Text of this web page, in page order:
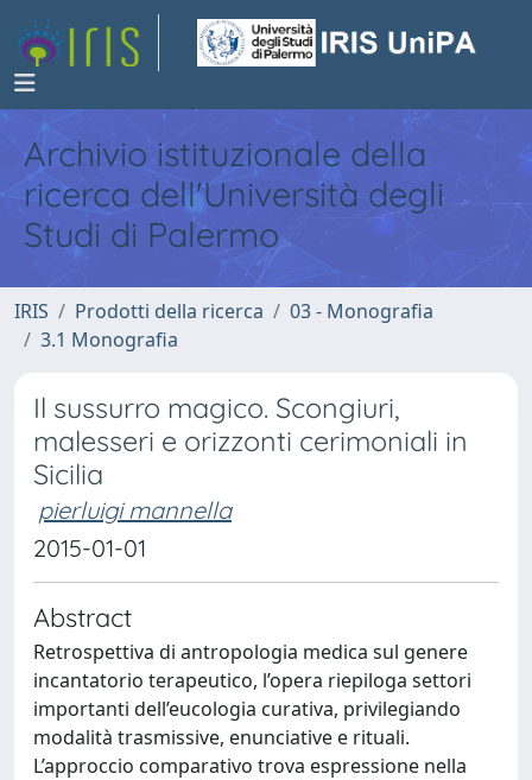
Archivio istituzionale della
ricerca dell'Università degli
Studi di Palermo
IRIS Prodotti della ricerca
03 - Monografia
3.1 Monografia
Il sussurro magico. Scongiuri,
malesseri e orizzonti cerimoniali in
Sicilia
pierluigi mannella
2015-01-01
Abstract
Retrospettiva di antropologia medica sul genere
incantatorio terapeutico, l’opera riepiloga settori
importanti dell’eucologia curativa, privilegiando
modalità trasmissive, enunciative e rituali.
L’approccio comparativo trova espressione nella